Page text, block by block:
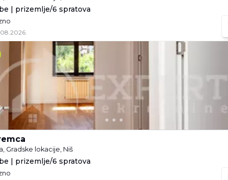
| prizemlje/6 spratova
Gradske lokacije, Niš
| prizemlje/6 spratova